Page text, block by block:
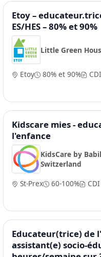
Etoy –
ES/HES – 80% et 90%
Little Green
Etoy 80% et 90% CDI
Kidscare mies -
l'enfance
KidsCare by
Switzerland
St-Prex
60-100% CDI
Educateur(trice) de
assistant(e) socio-